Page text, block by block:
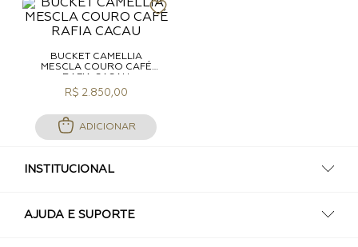
BUCKET CAMELLIA
MESCLA COURO CAFÉ
RAFIA CACAU
R$ 2.850,00
ADICIONAR
INSTITUCIONAL
AJUDA E SUPORTE